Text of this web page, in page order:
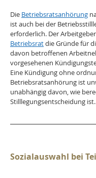
Die Betriebsratsanhörung
ist auch bei der
erforderlich. Der
Betriebsrat die Gründe für
davon betroffenen
vorgesehenen
Eine Kündigung ohne
Betriebsratsanhörung ist
unabhängig davon, wie
Stilllegungsentscheidung ist.
Sozialauswahl bei